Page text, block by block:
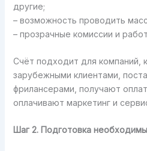
другие;
– возможность проводить
– прозрачные комиссии и
Счёт подходит для компаний,
зарубежными клиентами,
фрилансерами, получают
оплачивают маркетинг и
Шаг 2. Подготовка